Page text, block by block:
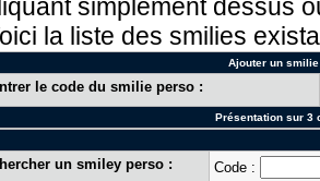
simplement dessus
la liste des smilies
Ajouter un
le code du smilie perso :
Présentation sur 3
un smiley perso : Code :